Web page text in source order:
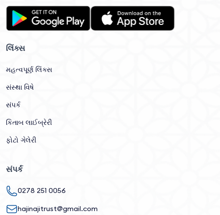
લિંક્સ
મહત્વપૂર્ણ લિંક્સ
સંસ્થા વિષે
સંપર્ક
કિતાબ લાઈબ્રેરી
ફોટો ગેલેરી
સંપર્ક
0278 251 0056
hajinajitrust@gmail.com